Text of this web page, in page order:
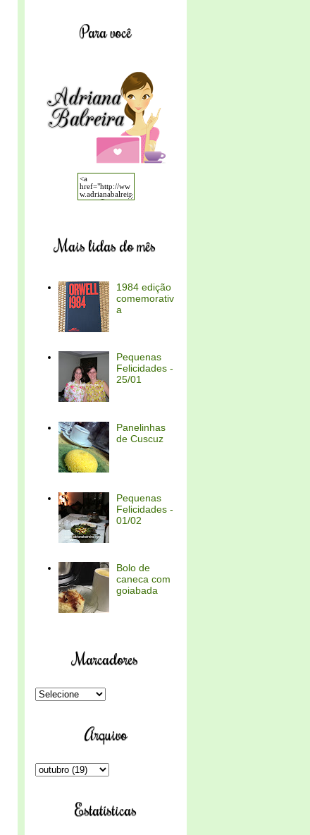
Para você
Mais lidas do mês
1984 edição
comemorativ
a
Pequenas
Felicidades -
25/01
Panelinhas
de Cuscuz
Pequenas
Felicidades -
01/02
Bolo de
caneca com
goiabada
Marcadores
Arquivo
Estatísticas